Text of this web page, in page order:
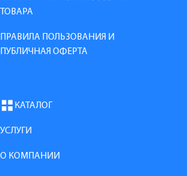
ТОВАРА
ПРАВИЛА ПОЛЬЗОВАНИЯ И
ПУБЛИЧНАЯ ОФЕРТА
КАТАЛОГ
УСЛУГИ
О КОМПАНИИ